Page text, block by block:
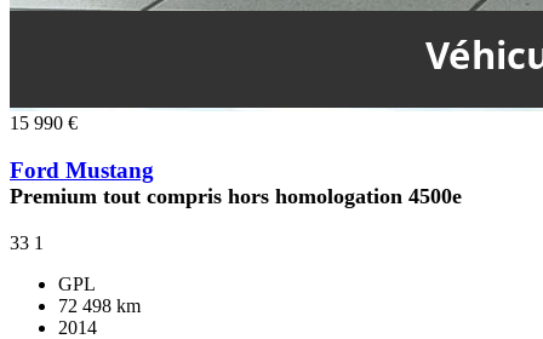
15 990 €
Ford Mustang
Premium tout compris hors homologation 4500e
33 1
GPL
72 498 km
2014